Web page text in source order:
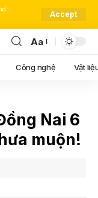
Accept
Font
Resizer
Aa
Công nghệ Vật
Nai 6
muộn!